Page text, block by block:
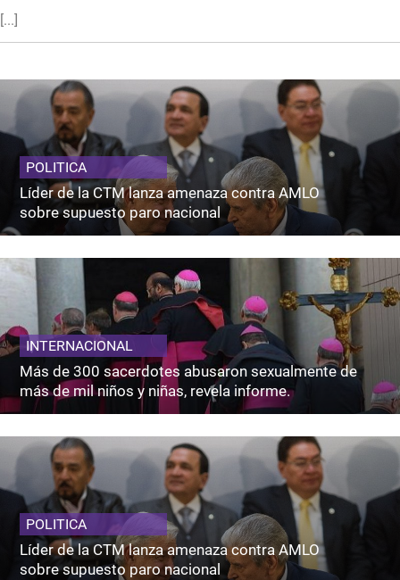
[...]
POLITICA
Líder de la CTM lanza amenaza contra AMLO
sobre supuesto paro nacional
INTERNACIONAL
Más de 300 sacerdotes abusaron sexualmente de
más de mil niños y niñas, revela informe.
POLITICA
Líder de la CTM lanza amenaza contra AMLO
sobre supuesto paro nacional